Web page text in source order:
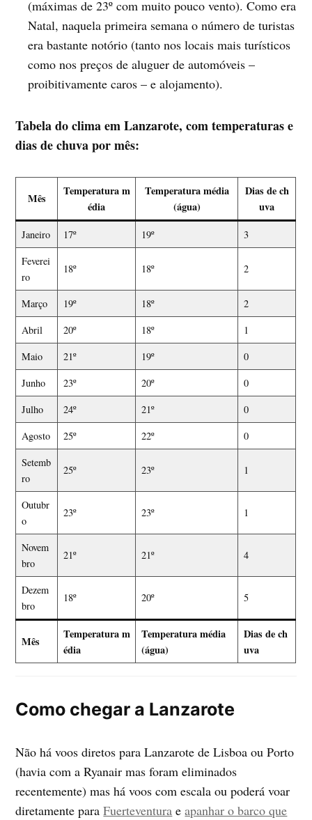
(máximas de 23º com muito pouco vento). Como era
Natal, naquela primeira semana o número de turistas
era bastante notório (tanto nos locais mais turísticos
como nos preços de aluguer de automóveis –
proibitivamente caros – e alojamento).
Tabela do clima em Lanzarote, com temperaturas e
dias de chuva por mês:
Mês
Temperatura m
édia
Temperatura média
(água)
Dias de ch
uva
Janeiro 17º 19º
3
Feverei
ro
18º 18º 2
Março 19º 18º
2
Abril
20º 18º
1
Maio
21º 19º
0
Junho
23º 20º
0
Julho
24º 21º
0
Agosto
25º 22º
0
Setemb
ro
25º 23º 1
Outubr
o
23º 23º 1
Novem
bro
21º 21º 4
Dezem
bro
18º 20º 5
Mês
Temperatura m
édia
Temperatura média
(água)
Dias de ch
uva
Como chegar a Lanzarote
Não há voos diretos para Lanzarote de Lisboa ou Porto
(havia com a Ryanair mas foram eliminados
recentemente) mas há voos com escala ou poderá voar
diretamente paraFuerteventura eapanhar o barco que